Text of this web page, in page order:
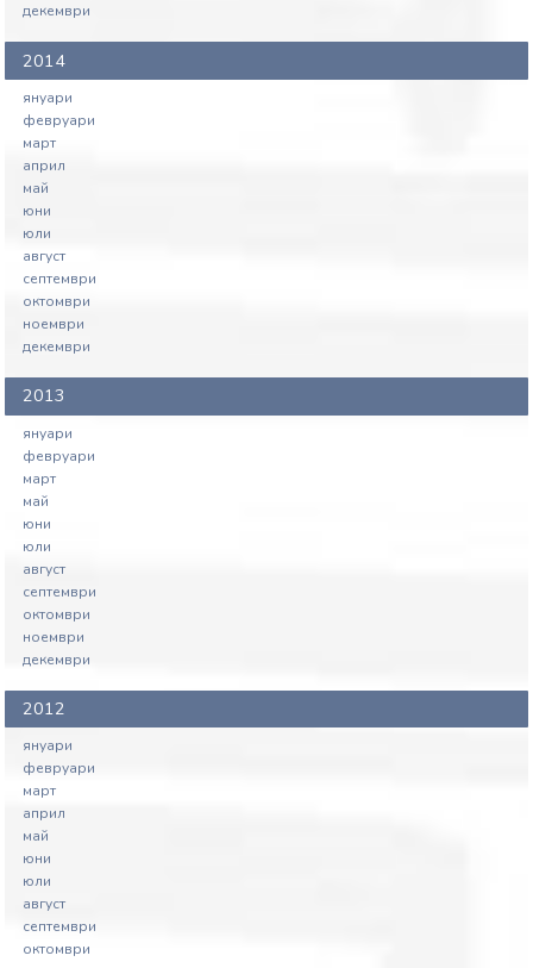
декември
2014
януари
февруари
март
април
май
юни
юли
август
септември
октомври
ноември
декември
2013
януари
февруари
март
май
юни
юли
август
септември
октомври
ноември
декември
2012
януари
февруари
март
април
май
юни
юли
август
септември
октомври